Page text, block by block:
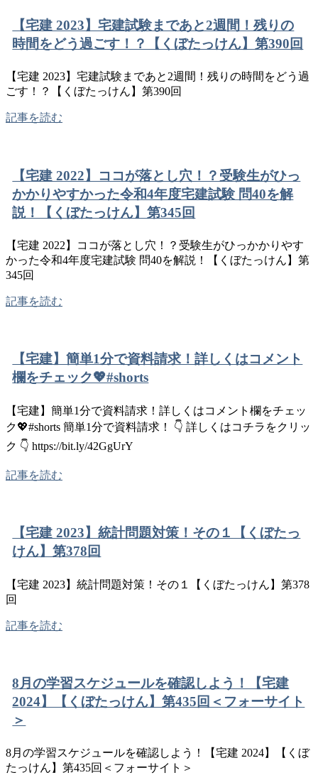
【宅建 2023】宅建試験まであと2週間！残りの
時間をどう過ごす！？【くぼたっけん】第390回
【宅建 2023】宅建試験まであと2週間！残りの時間をどう過
ごす！？【くぼたっけん】第390回
記事を読む
【宅建 2022】ココが落とし穴！？受験生がひっ
かかりやすかった令和4年度宅建試験 問40を解
説！【くぼたっけん】第345回
【宅建 2022】ココが落とし穴！？受験生がひっかかりやす
かった令和4年度宅建試験 問40を解説！【くぼたっけん】第
345回
記事を読む
【宅建】簡単1分で資料請求！詳しくはコメント
欄をチェック💖#shorts
【宅建】簡単1分で資料請求！詳しくはコメント欄をチェッ
ク💖#shorts 簡単1分で資料請求！ 👇 詳しくはコチラをクリッ
ク 👇 https://bit.ly/42GgUrY
記事を読む
【宅建 2023】統計問題対策！その１【くぼたっ
けん】第378回
【宅建 2023】統計問題対策！その１【くぼたっけん】第378
回
記事を読む
8月の学習スケジュールを確認しよう！【宅建
2024】【くぼたっけん】第435回＜フォーサイト
＞
8月の学習スケジュールを確認しよう！【宅建 2024】【くぼ
たっけん】第435回＜フォーサイト＞